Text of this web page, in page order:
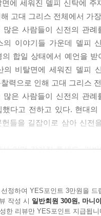
에 세워진 델피 신탁에
고대 그리스 전체에서 가
많은 사람들이 신전의 관
의 이야기들 가운데 델피
의 합일 상태에서 예언을
의 비탈면에 세워진 델피
력으로 인해 고대 그리스
많은 사람들이 신전의 관
했다고 전하고 있다. 현대
헌들을 길잡이로 삼아 신전
어떤 갈라진 틈새도, 기
벌였다고 주장했다.
언 대학교의 지질학자 옐
.
정하여 YES포인트 3만원을 드
작성 시 일반회원 300원, 마니
한 리뷰만 YES포인트 지급됩니